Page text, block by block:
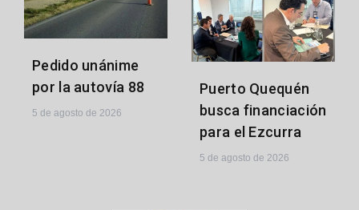
Pedido unánime
por la autovía 88
5 de agosto de 2026
Puerto Quequén
busca financiación
para el Ezcurra
5 de agosto de 2026